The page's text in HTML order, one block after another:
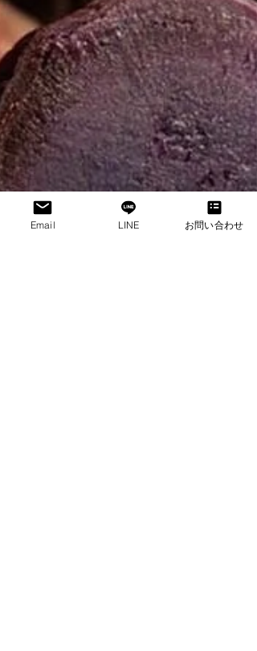
Email LINE お問い合わせ